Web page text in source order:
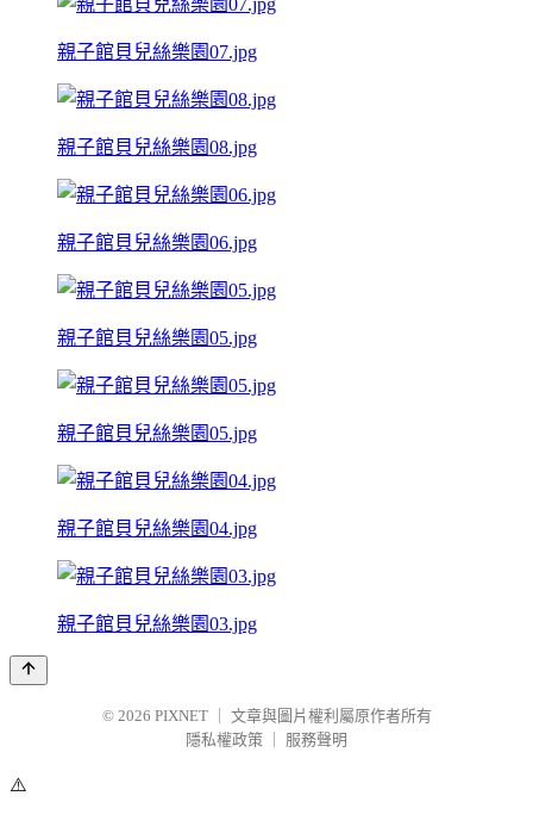
親子館貝兒絲樂園07.jpg
親子館貝兒絲樂園08.jpg
親子館貝兒絲樂園06.jpg
親子館貝兒絲樂園05.jpg
親子館貝兒絲樂園05.jpg
親子館貝兒絲樂園04.jpg
親子館貝兒絲樂園03.jpg
© 2026 PIXNET
文章與圖片權利屬原作者所有
隱私權政策
服務聲明
⚠️